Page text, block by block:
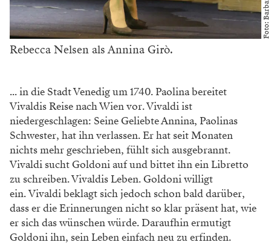
Rebecca Nelsen als Annina Girò.
... in die Stadt Venedig um 1740. Paolina bereitet
Vivaldis Reise nach Wien vor. Vivaldi ist
niedergeschlagen: Seine Geliebte Annina, Paolinas
Schwester, hat ihn verlassen. Er hat seit Monaten
nichts mehr geschrieben, fühlt sich ausgebrannt.
Vivaldi sucht Goldoni auf und bittet ihn ein Libretto
zu schreiben. Vivaldis Leben. Goldoni willigt
ein. Vivaldi beklagt sich jedoch schon bald darüber,
dass er die Erinnerungen nicht so klar präsent hat, wie
er sich das wünschen würde. Daraufhin ermutigt
Goldoni ihn, sein Leben einfach neu zu erfinden.